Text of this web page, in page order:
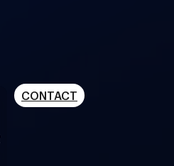
CONTACT